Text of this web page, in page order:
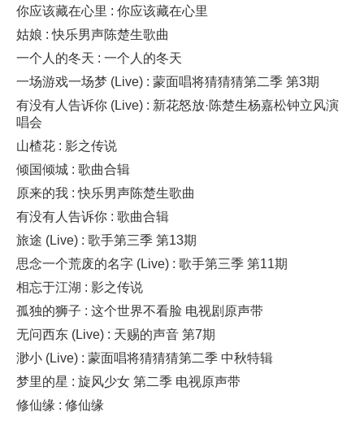
你应该藏在心里 : 你应该藏在心里
姑娘 : 快乐男声陈楚生歌曲
一个人的冬天 : 一个人的冬天
一场游戏一场梦 (Live) : 蒙面唱将猜猜猜第二季 第3期
有没有人告诉你 (Live) : 新花怒放·陈楚生杨嘉松钟立风演
唱会
山楂花 : 影之传说
倾国倾城 : 歌曲合辑
原来的我 : 快乐男声陈楚生歌曲
有没有人告诉你 : 歌曲合辑
旅途 (Live) : 歌手第三季 第13期
思念一个荒废的名字 (Live) : 歌手第三季 第11期
相忘于江湖 : 影之传说
孤独的狮子 : 这个世界不看脸 电视剧原声带
无问西东 (Live) : 天赐的声音 第7期
渺小 (Live) : 蒙面唱将猜猜猜第二季 中秋特辑
梦里的星 : 旋风少女 第二季 电视原声带
修仙缘 : 修仙缘